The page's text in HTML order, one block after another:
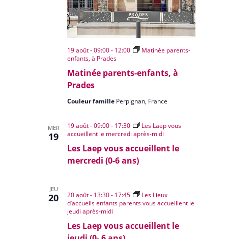
Matinée parents-enfants, à
Prades
19 août - 09:00- 12:00
Matinée parents-
enfants, à Prades
Couleur famille Perpignan, France
MER
19
Les Laep vous accueillent le
mercredi (0-6 ans)
19 août - 09:00- 17:30
Les Laep vous
accueillent le mercredi après-midi
JEU
20
Les Laep vous accueillent le
20 août - 13:30- 17:45
Les Lieux
d’accueils enfants parents vous accueillent le
jeudi après-midi